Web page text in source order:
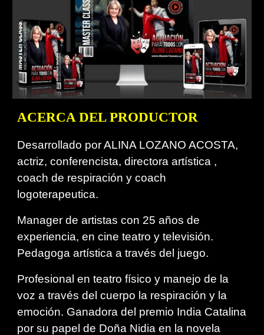
ACERCA DEL PRODUCTOR
Desarrollado por ALINA LOZANO ACOSTA,
actriz, conferencista, directora artística ,
coach de respiración y coach
logoterapeutica.
Manager de artistas con 25 años de
experiencia, en cine teatro y televisión.
Pedagoga artística a través del juego.
Profesional en teatro físico y manejo de la
voz a través del cuerpo la respiración y la
emoción. Ganadora del premio India Catalina
por su papel de Doña Nidia en la novela